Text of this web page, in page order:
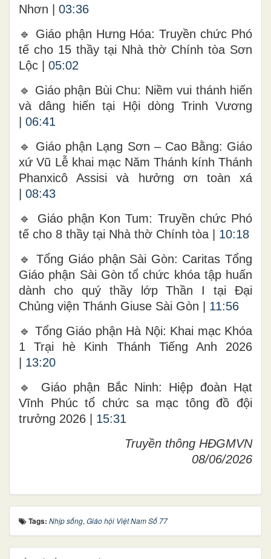
Nhơn | 03:36
🔹 Giáo phận Hưng Hóa: Truyền chức Phó
tế cho 15 thầy tại Nhà thờ Chính tòa Sơn
Lộc | 05:02
🔹 Giáo phận Bùi Chu: Niềm vui thánh hiến
và dâng hiến tại Hội dòng Trinh Vương
06:41
🔹 Giáo phận Lạng Sơn – Cao Bằng: Giáo
xứ Vũ Lễ khai mạc Năm Thánh kính Thánh
Phanxicô Assisi và hưởng ơn toàn xá
08:43
🔹 Giáo phận Kon Tum: Truyền chức Phó
tế cho 8 thầy tại Nhà thờ Chính tòa | 10:18
🔹 Tổng Giáo phận Sài Gòn: Caritas Tổng
Giáo phận Sài Gòn tổ chức khóa tập huấn
dành cho quý thầy lớp Thần I tại Đại
Chủng viện Thánh Giuse Sài Gòn | 11:56
🔹 Tổng Giáo phận Hà Nội: Khai mạc Khóa
1 Trại hè Kinh Thánh Tiếng Anh 2026
13:20
🔹 Giáo phận Bắc Ninh: Hiệp đoàn Hạt
Vĩnh Phúc tổ chức sa mạc tông đồ đội
trưởng 2026 | 15:31
Truyền thông HĐGMVN
08/06/2026
Tags: Nhịp sống, Giáo hội Việt Nam Số 77